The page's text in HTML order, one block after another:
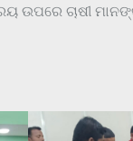
ଉପରେ ଚାଷୀ